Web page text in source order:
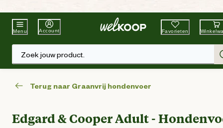
Beste WinkelketenTuin & Dier
Menu Account Favorieten
Zoek jouw product.
Terug naar Graanvrij hondenvoer
Edgard & Cooper Adult -